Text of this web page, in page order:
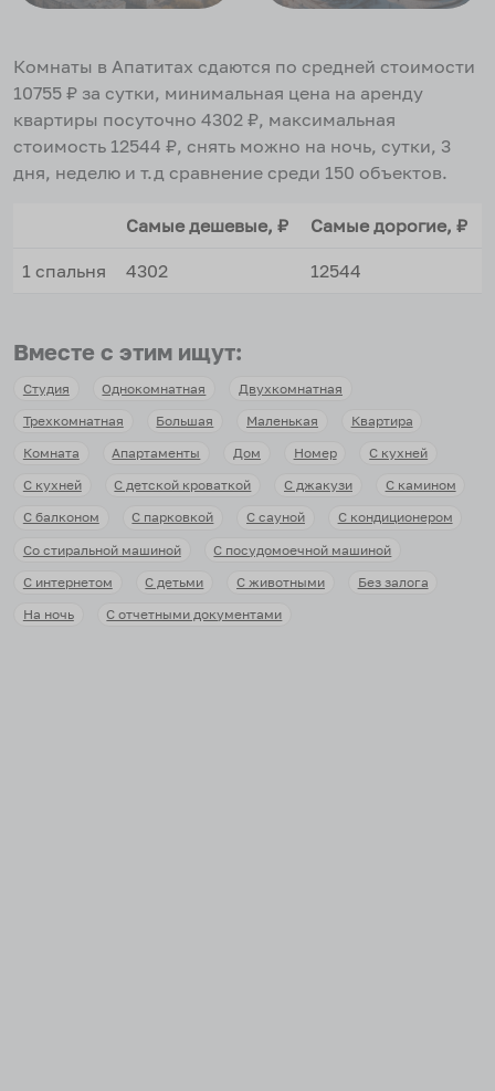
Комнаты в Апатитах сдаются по средней стоимости
10755 ₽ за сутки, минимальная цена на аренду
квартиры посуточно 4302 ₽, максимальная
стоимость 12544 ₽, снять можно на ночь, сутки, 3
дня, неделю и т.д сравнение среди 150 объектов.
Самые дешевые, ₽ Самые дорогие, ₽
1 спальня 4302 12544
Вместе с этим ищут:
Студия Однокомнатная
Двухкомнатная
Трехкомнатная
Большая Маленькая
Квартира
Комната
Апартаменты Дом Номер
С кухней
С кухней
С детской кроваткой С джакузи
С камином
С балконом
С парковкой С сауной
С кондиционером
Со стиральной машиной
С посудомоечной машиной
С интернетом
С детьми С животными
Без залога
На ночь
С отчетными документами